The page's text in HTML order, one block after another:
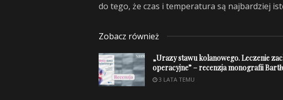
do tego, że czas i temperatura są najbardziej
Zobacz również
„Urazy stawu kolanowego. Leczenie
operacyjne” – recenzja monografii
3 LATA TEMU